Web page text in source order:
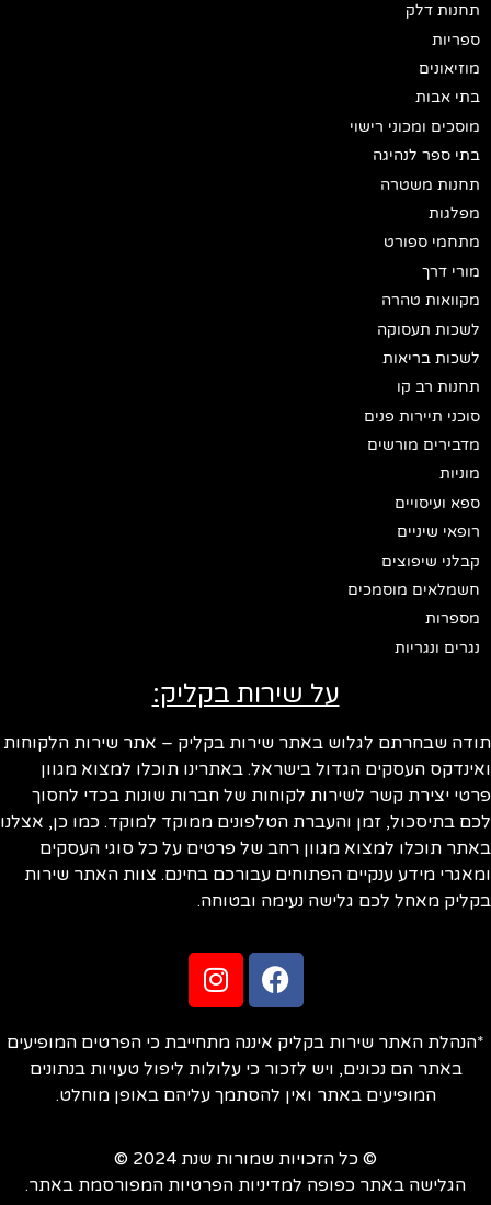
תחנות דלק
ספריות
מוזיאונים
בתי אבות
מוסכים ומכוני רישוי
בתי ספר לנהיגה
תחנות משטרה
מפלגות
מתחמי ספורט
מורי דרך
מקוואות טהרה
לשכות תעסוקה
לשכות בריאות
תחנות רב קו
סוכני תיירות פנים
מדבירים מורשים
מוניות
ספא ועיסויים
רופאי שיניים
קבלני שיפוצים
חשמלאים מוסמכים
מספרות
נגרים ונגריות
על שירות בקליק:
תודה שבחרתם לגלוש באתר שירות בקליק – אתר שירות הלקוחות
ואינדקס העסקים הגדול בישראל. באתרינו תוכלו למצוא מגוון
פרטי יצירת קשר לשירות לקוחות של חברות שונות בכדי לחסוך
לכם בתיסכול, זמן והעברת הטלפונים ממוקד למוקד. כמו כן, אצלנו
באתר תוכלו למצוא מגוון רחב של פרטים על כל סוגי העסקים
ומאגרי מידע ענקיים הפתוחים עבורכם בחינם. צוות האתר שירות
בקליק מאחל לכם גלישה נעימה ובטוחה.
*הנהלת האתר שירות בקליק איננה מתחייבת כי הפרטים המופיעים
באתר הם נכונים, ויש לזכור כי עלולות ליפול טעויות בנתונים
המופיעים באתר ואין להסתמך עליהם באופן מוחלט.
© כל הזכויות שמורות שנת 2024 ©
הגלישה באתר כפופה למדיניות הפרטיות המפורסמת באתר.